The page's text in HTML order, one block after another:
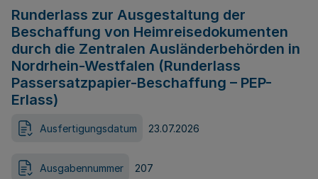
Runderlass zur Ausgestaltung der
Beschaffung von Heimreisedokumenten
durch die Zentralen Ausländerbehörden in
Nordrhein-Westfalen (Runderlass
Passersatzpapier-Beschaffung – PEP-
Erlass)
Ausfertigungsdatum 23.07.2026
Ausgabennummer 207